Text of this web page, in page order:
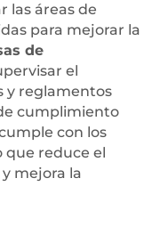
las áreas de
para mejorar la
de
el
y reglamentos
cumplimiento
con los
reduce el
mejora la